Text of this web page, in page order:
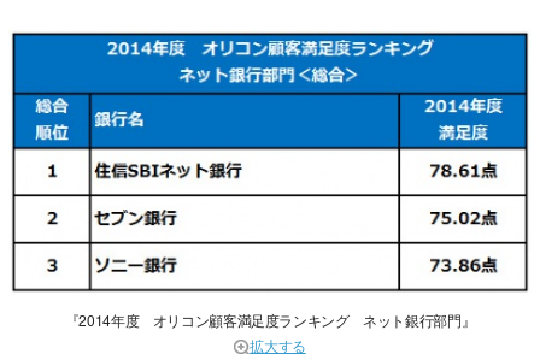
『2014年度 オリコン顧客満足度ランキング ネット銀行部門』
拡大する